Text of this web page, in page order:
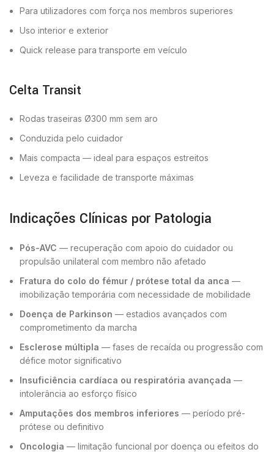
Para utilizadores com força nos membros superiores
Uso interior e exterior
Quick release para transporte em veículo
Celta Transit
Rodas traseiras Ø300 mm sem aro
Conduzida pelo cuidador
Mais compacta — ideal para espaços estreitos
Leveza e facilidade de transporte máximas
Indicações Clínicas por Patologia
Pós-AVC — recuperação com apoio do cuidador ou
propulsão unilateral com membro não afetado
Fratura do colo do fémur / prótese total da anca —
imobilização temporária com necessidade de mobilidade
Doença de Parkinson — estadios avançados com
comprometimento da marcha
Esclerose múltipla — fases de recaída ou progressão com
défice motor significativo
Insuficiência cardíaca ou respiratória avançada —
intolerância ao esforço físico
Amputações dos membros inferiores — período pré-
prótese ou definitivo
Oncologia — limitação funcional por doença ou efeitos do